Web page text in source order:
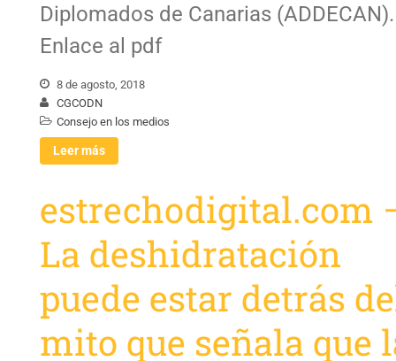
Diplomados de Canarias (ADDECAN).
Enlace al pdf
8 de agosto, 2018
CGCODN
Consejo en los medios
Leer más
estrechodigital.com
La deshidratación
puede estar detrás
mito que señala que